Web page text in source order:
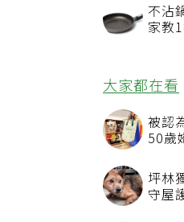
不沾
家教
大家都在看
被認
50歲
坪林
守屋